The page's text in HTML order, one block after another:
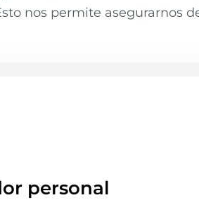
nos permite asegurarnos
personal